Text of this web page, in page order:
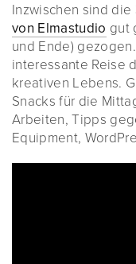
Inzwischen sind die
von Elmastudio gut
und Ende)
interessante Reise
kreativen Lebens.
Snacks für die
Arbeiten, Tipps
Equipment,